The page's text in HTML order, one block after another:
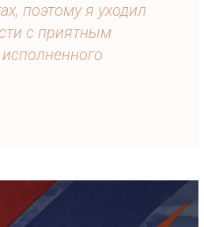
поэтому я уходил
с приятным